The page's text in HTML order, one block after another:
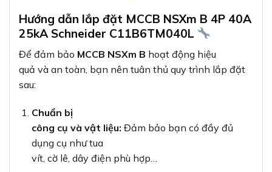
Hướng dẫn lắp đặt MCCB NSXm B 4P 40A
25kA Schneider C11B6TM040L
Để đảm bảo MCCB NSXm B hoạt động hiệu
quả và an toàn, bạn nên tuân thủ quy trình lắp đặt
sau:
Chuẩn bị
công cụ và vật liệu: Đảm bảo bạn có đầy đủ
dụng cụ như tua
vít, cờ lê, dây điện phù hợp…